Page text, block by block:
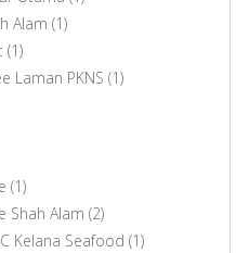
Alam (1)
(1)
Laman PKNS (1)
(1)
Shah Alam (2)
Kelana Seafood (1)